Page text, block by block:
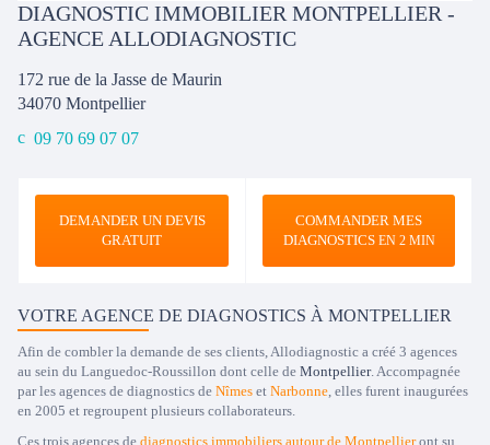
DIAGNOSTIC IMMOBILIER MONTPELLIER -
AGENCE ALLODIAGNOSTIC
172 rue de la Jasse de Maurin
34070 Montpellier
09 70 69 07 07
DEMANDER UN DEVIS
GRATUIT
COMMANDER MES
DIAGNOSTICSEN 2 MIN
VOTRE AGENCE DE DIAGNOSTICS À MONTPELLIER
Afin de combler la demande de ses clients, Allodiagnostic a créé 3 agences
au sein du Languedoc-Roussillon dont celle de Montpellier. Accompagnée
par les agences de diagnostics de Nîmes et Narbonne, elles furent inaugurées
en 2005 et regroupent plusieurs collaborateurs.
Ces trois agences de diagnostics immobiliers autour de Montpellieront su